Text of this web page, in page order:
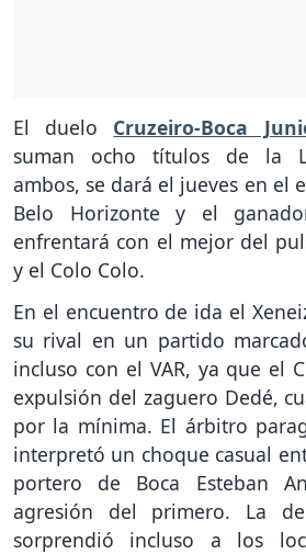
El duelo Cruzeiro-Boca
suman ocho títulos de la
ambos, se dará el jueves en el
Belo Horizonte y el
enfrentará con el mejor del
y el Colo Colo.
En el encuentro de ida el
su rival en un partido
incluso con el VAR, ya que el
expulsión del zaguero Dedé,
por la mínima. El árbitro
interpretó un choque casual
portero de Boca Esteban
agresión del primero. La
sorprendió incluso a los